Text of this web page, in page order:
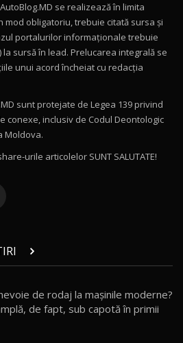
AMG E 53 HYBRID 4MATIC+ / Test
ES90 / Test Drive AutoBlog.MD
HS / Test Drive AutoBlog.MD
aventura cu luxul / AutoBlog.MD
face lumea să se întoarcă după el
se realizează în limita
mod obligatoriu, trebuie citată sursa și
portalurilor informaționale trebuie
la sursă în lead. Prelucarea integrală se
unui acord încheiat cu redacţia
sunt protejate de Legea 139 privind
conexe, inclusiv de Codul Deontologic
Moldova.
urile articolelor SUNT SALUTATE!
de rodaj la mașinile moderne?
de fapt, sub capotă în primii